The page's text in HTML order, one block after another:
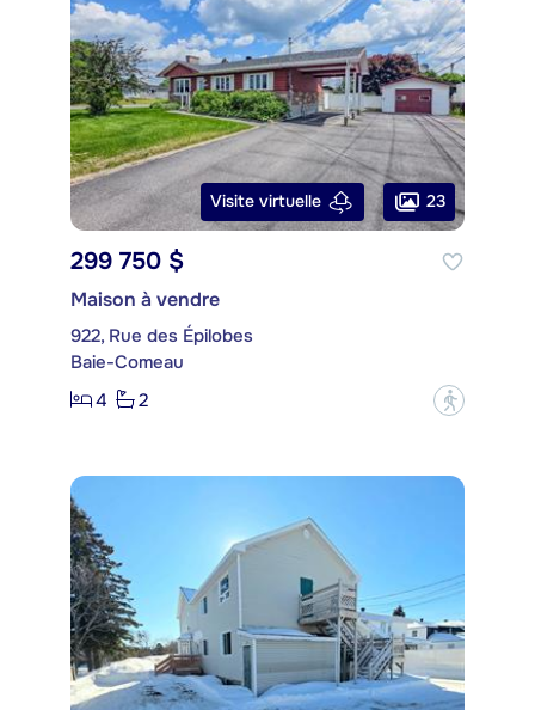
Visite virtuelle 23
299 750 $
Maison à vendre
922, Rue des Épilobes
Baie-Comeau
4
2 ?